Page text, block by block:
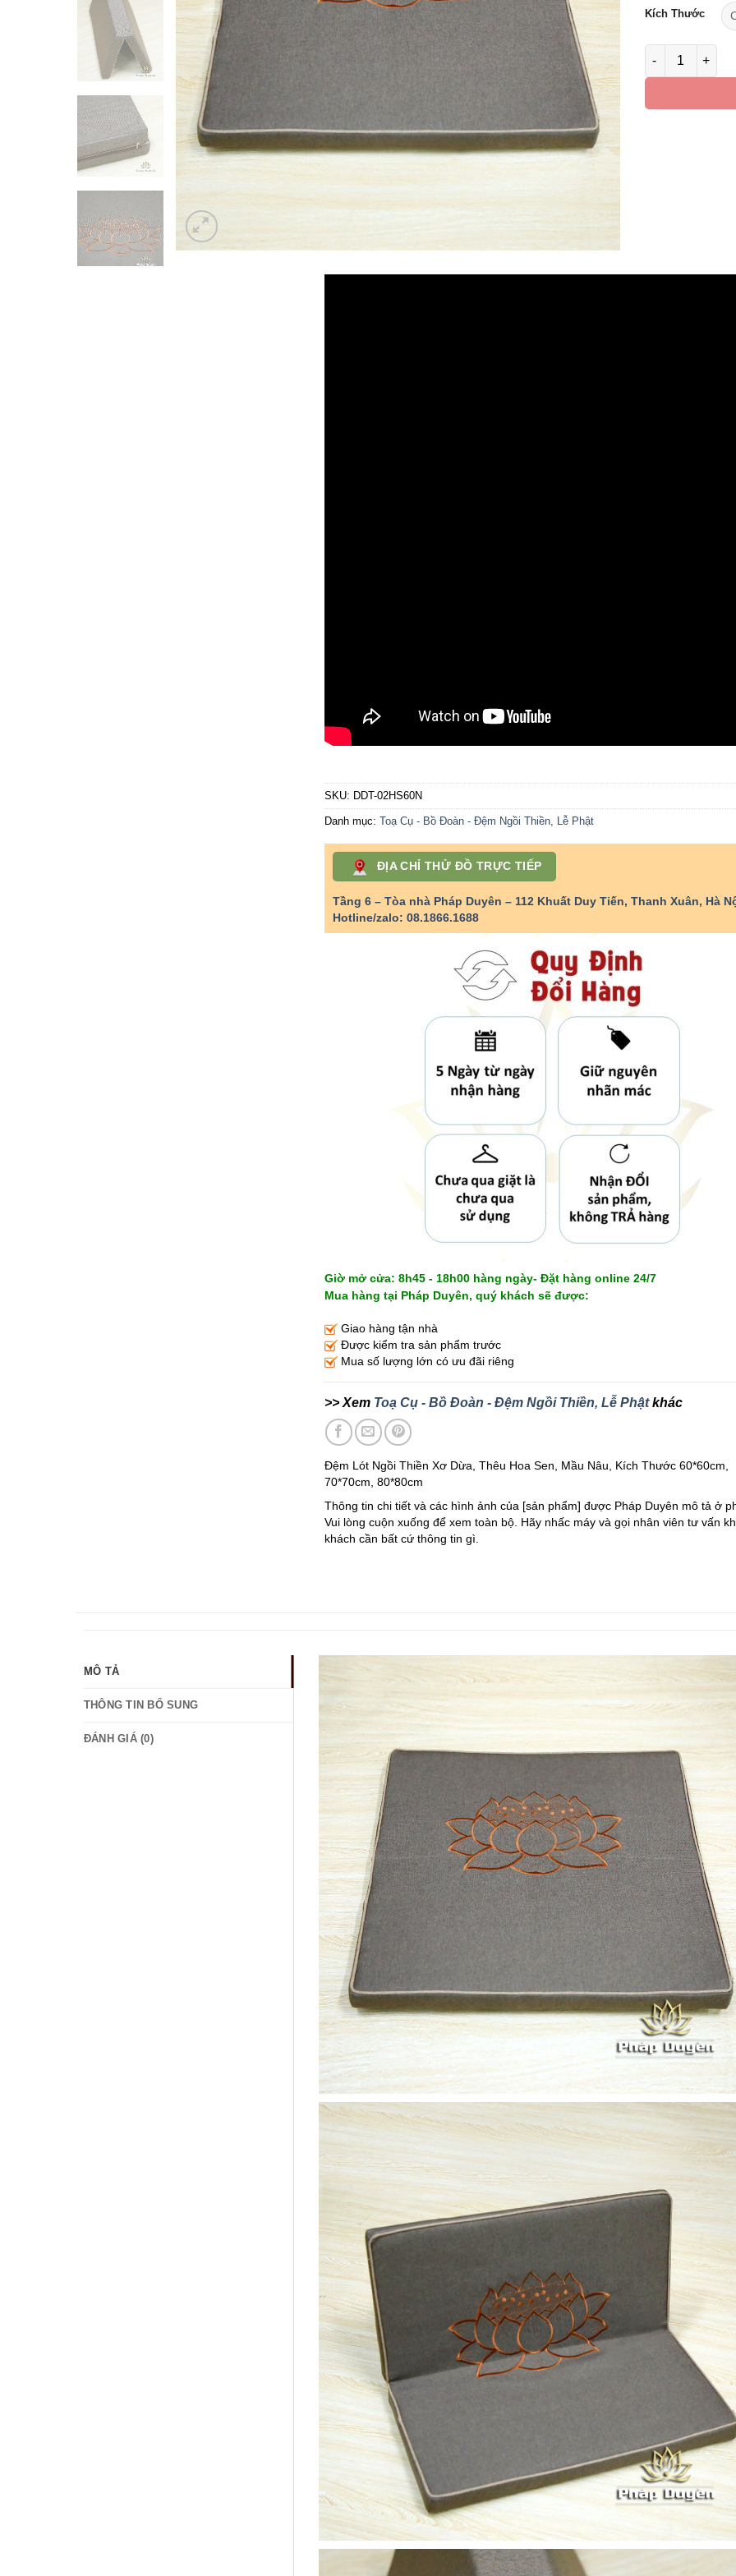
Kích Thước
Đệm Lót Ngồi
SKU: DDT-02HS60N
Danh mục: Toạ Cụ - Bồ Đoàn - Đệm Ngồi Thiền, Lễ Phật
ĐỊA CHỈ THỬ ĐỒ TRỰC TIẾP
Tầng 6 – Tòa nhà Pháp Duyên – 112 Khuất Duy Tiến, Thanh Xuân, Hà
Hotline/zalo: 08.1866.1688
Giờ mở cửa: 8h45 - 18h00 hàng ngày- Đặt hàng online 24/7
Mua hàng tại Pháp Duyên, quý khách sẽ được:
Giao hàng tận nhà
Được kiểm tra sản phẩm trước
Mua số lượng lớn có ưu đãi riêng
>> Xem Toạ Cụ - Bồ Đoàn - Đệm Ngồi Thiền, Lễ Phậtkhác
Đệm Lót Ngồi Thiền Xơ Dừa, Thêu Hoa Sen, Mầu Nâu, Kích Thước 60*60cm,
70*70cm, 80*80cm
Thông tin chi tiết và các hình ảnh của [sản phẩm] được Pháp Duyên mô tả ở
Vui lòng cuộn xuống để xem toàn bộ. Hãy nhấc máy và gọi nhân viên tư vấn
khách cần bất cứ thông tin gì.
MÔ TẢ
THÔNG TIN BỔ SUNG
ĐÁNH GIÁ (0)